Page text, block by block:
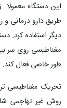
این دستگاه معمولا
طریق دارو درمانی
دیگر استفاده کرد.
مغناطیسی روی سر
طور خاصی فعال کند.
تحریک مغناطیسی
روش غیر تهاجمی